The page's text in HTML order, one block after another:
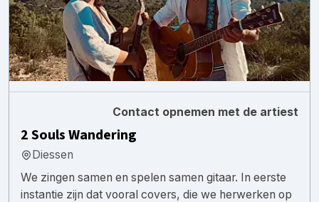
Contact opnemen met de artiest
2 Souls Wandering
Diessen
We zingen samen en spelen samen gitaar. In eerste
instantie zijn dat vooral covers, die we herwerken op